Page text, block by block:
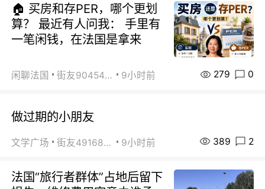
🏠 买房和存PER，哪个更划
算？ 最近有人问我： 手里有
一笔闲钱，在法国是拿来
闲聊法国 街友90454511 9小时前 279 0
做过期的小朋友
文学广场 街友49168527 9小时前 389 2
法国“旅行者群体”占地后留下